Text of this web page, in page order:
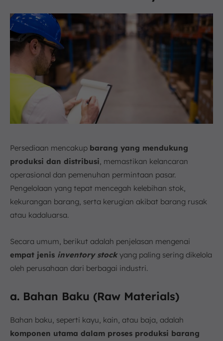
Persediaan mencakup barang yang mendukung
produksi dan distribusi , memastikan kelancaran
operasional dan pemenuhan permintaan pasar.
Pengelolaan yang tepat mencegah kelebihan stok,
kekurangan barang, serta kerugian akibat barang rusak
atau kadaluarsa.
Secara umum, berikut adalah penjelasan mengenai
empat jenis inventory stock yang paling sering dikelola
oleh perusahaan dari berbagai industri.
a. Bahan Baku (Raw Materials)
Bahan baku, seperti kayu, kain, atau baja, adalah
komponen utama dalam proses produksi barang